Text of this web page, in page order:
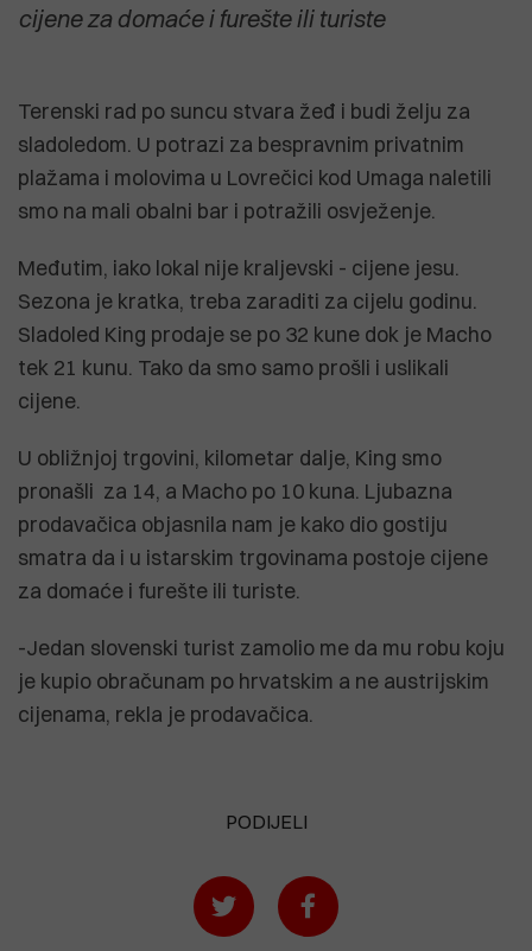
cijene za domaće i furešte ili turiste
Terenski rad po suncu stvara žeđ i budi želju za
sladoledom. U potrazi za bespravnim privatnim
plažama i molovima u Lovrečici kod Umaga naletili
smo na mali obalni bar i potražili osvježenje.
Međutim, iako lokal nije kraljevski - cijene jesu.
Sezona je kratka, treba zaraditi za cijelu godinu.
Sladoled King prodaje se po 32 kune dok je Macho
tek 21 kunu. Tako da smo samo prošli i uslikali
cijene.
U obližnjoj trgovini, kilometar dalje, King smo
pronašli za 14, a Macho po 10 kuna. Ljubazna
prodavačica objasnila nam je kako dio gostiju
smatra da i u istarskim trgovinama postoje cijene
za domaće i furešte ili turiste.
-Jedan slovenski turist zamolio me da mu robu koju
je kupio obračunam po hrvatskim a ne austrijskim
cijenama, rekla je prodavačica.
PODIJELI